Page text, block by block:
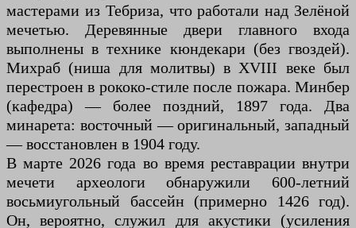
мастерами из Тебриза, что работали над Зелёной
мечетью. Деревянные двери главного входа
выполнены в технике кюндекари (без гвоздей).
Михраб (ниша для молитвы) в XVIII веке был
перестроен в рококо-стиле после пожара. Минбер
(кафедра) — более поздний, 1897 года. Два
минарета: восточный — оригинальный, западный
— восстановлен в 1904 году.
В марте 2026 года во время реставрации внутри
мечети археологи обнаружили 600-летний
восьмиугольный бассейн (примерно 1426 год).
Он, вероятно, служил для акустики (усиления